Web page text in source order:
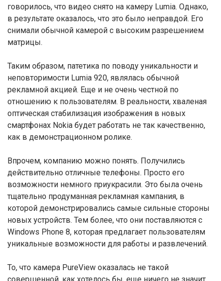
говорилось, что видео снято на камеру Lumia. Однако,
в результате оказалось, что это было неправдой. Его
снимали обычной камерой с высоким разрешением
матрицы.
Таким образом, патетика по поводу уникальности и
неповторимости Lumia 920, являлась обычной
рекламной акцией. Еще и не очень честной по
отношению к пользователям. В реальности, хваленая
оптическая стабилизация изображения в новых
смартфонах Nokia будет работать не так качественно,
как в демонстрационном ролике.
Впрочем, компанию можно понять. Получились
действительно отличные телефоны. Просто его
возможности немного приукрасили. Это была очень
тщательно продуманная рекламная кампания, в
которой демонстрировались самые сильные стороны
новых устройств. Тем более, что они поставляются с
Windows Phone 8, которая предлагает пользователям
уникальные возможности для работы и развлечений.
То, что камера PureView оказалась не такой